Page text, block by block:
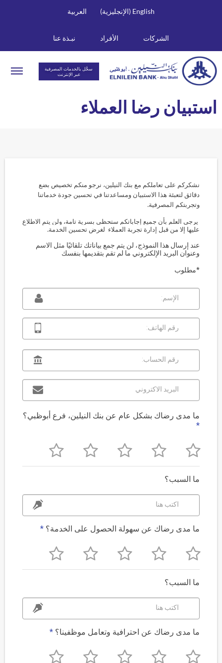
English (الإنجليزية) العربية
الشركات الأفراد نبـذة عنا
سجَّل بالخدمات المصرفية
عبر الإنترنت
استبيان رضا العملاء
وتجربتكم المصرفية.
عليها إلا من قبل إدارة تجربة العملاء  لغرض تحسين الخدمة.
عند إرسال هذا النموذج، لن يتم جمع بياناتك تلقائيًا مثل الاسم
وعنوان البريد الإلكتروني ما لم تقم بتقديمها بنفسك
*مطلوب
الإسم:
رقم الهاتف:
رقم الحساب:
البريد الاكتروني
ما مدى رضاك بشكل عام عن بنك النيلين، فرع أبوظبي؟
*
ما السبب؟
اكتب هنا
ما مدى رضاك عن سهولة الحصول على الخدمة؟ *
ما السبب؟
اكتب هنا
ما مدى رضاك عن احترافية وتعامل موظفينا؟ *